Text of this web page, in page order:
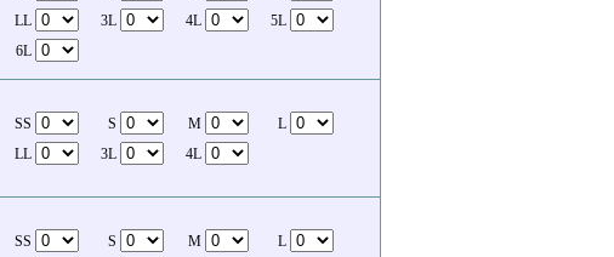
LL
3L 4L
5L
6L
SS S M
L
LL
3L 4L
SS S M
L